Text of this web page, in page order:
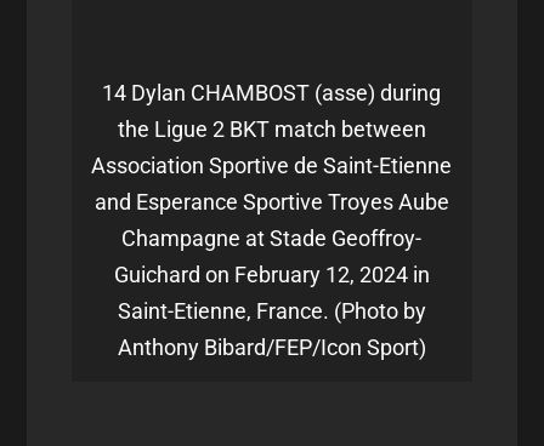
14 Dylan CHAMBOST (asse) during
the Ligue 2 BKT match between
Association Sportive de Saint-Etienne
and Esperance Sportive Troyes Aube
Champagne at Stade Geoffroy-
Guichard on February 12, 2024 in
Saint-Etienne, France. (Photo by
Anthony Bibard/FEP/Icon Sport)